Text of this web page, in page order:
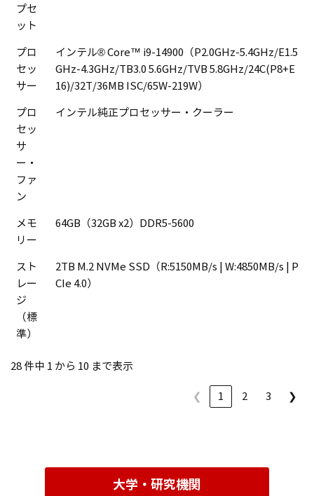
プセ
ット
プロ
セッ
サー
インテル® Core™ i9-14900（P2.0GHz-5.4GHz/E1.5
GHz-4.3GHz/TB3.0 5.6GHz/TVB 5.8GHz/24C(P8+E
16)/32T/36MB ISC/65W-219W）
プロ
セッ
サ
ー・
ファ
ン
インテル純正プロセッサー・クーラー
メモ
リー
64GB（32GB x2）DDR5-5600
スト
レー
ジ
（標
準）
2TB M.2 NVMe SSD（R:5150MB/s | W:4850MB/s | P
CIe 4.0）
28 件中 1 から 10 まで表示
❮ 1 2 3 ❯
大学・研究機関